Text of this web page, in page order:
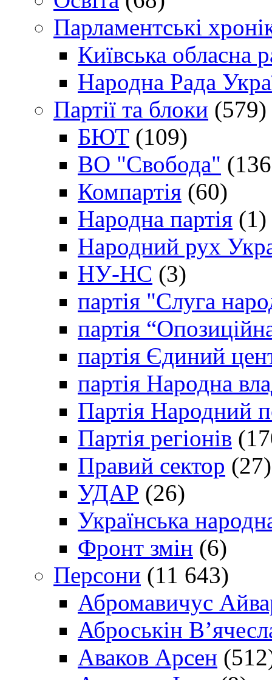
Парламентські
Київська обласна
Народна Рада
Партії та блоки (579)
БЮТ (109)
ВО "Свобода"
Компартія (60)
Народна партія (1)
Народний рух
НУ-НС (3)
партія "Слуга
партія
партія Єдиний
партія Народна
Партія Народний
Партія регіонів
Правий сектор (27)
УДАР (26)
Українська
Фронт змін (6)
Персони (11 643)
Абромавичус
Аброськін
Аваков Арсен